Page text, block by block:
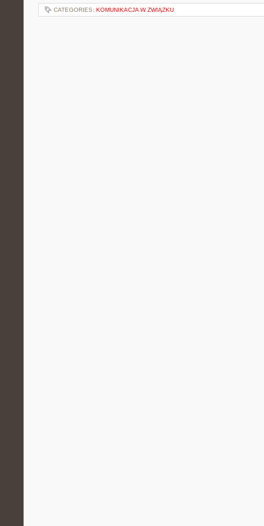
CATEGORIES: KOMUNIKACJA W ZWIĄZKU